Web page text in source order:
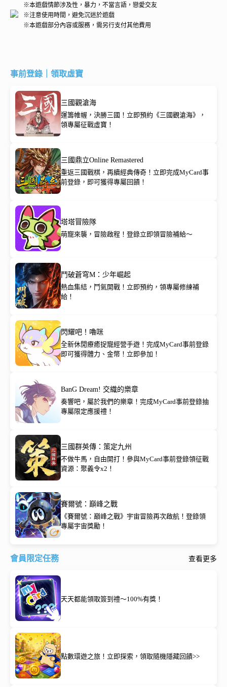
※本遊戲情節涉及性，暴力，不當言語，戀愛交友
※注意使用時間，避免沉迷於遊戲
※本遊戲部分內容或服務，需另行支付其他費用
事前登錄｜領取虛寶
三國觀滄海
運籌帷幄，決勝三國！立即預約《三國觀滄海》，
領專屬征戰虛寶！
三國鼎立Online Remastered
重返三國戰棋，再續經典傳奇！立即完成MyCard事
前登錄，即可獲得專屬回饋！
塔塔冒險隊
萌寵來襲，冒險啟程！登錄立即領冒險補給～
鬥破蒼穹M：少年崛起
熱血集結，鬥氣開戰！立即預約，領專屬修練補
給！
閃耀吧！嚕咪
全新休閒療癒捉寵經營手遊！完成MyCard事前登錄
即可獲得體力、金幣！立即參加！
BanG Dream! 交織的樂章
奏響吧，屬於我們的樂章！完成MyCard事前登錄抽
專屬限定應援禮！
三國群英傳：策定九州
不做牛馬，自由開打！參與MyCard事前登錄領征戰
資源：聚義令x2！
賽爾號：巔峰之戰
《賽爾號：巔峰之戰》宇宙冒險再次啟航！登錄領
專屬宇宙獎勵！
會員限定任務 查看更多
天天都能領取簽到禮～100%有獎！
點數環遊之旅！立即探索，領取隨機隱藏回饋>>